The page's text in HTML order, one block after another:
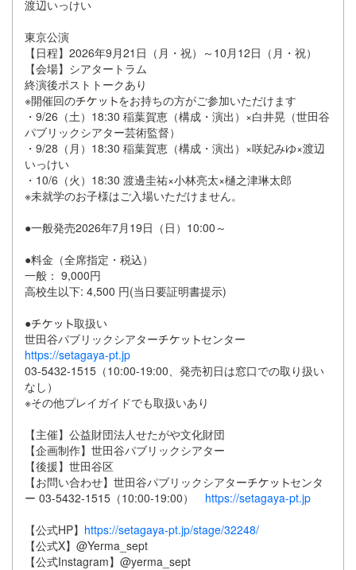
渡辺いっけい
東京公演
【日程】2026年9月21日（月・祝）～10月12日（月・祝）
【会場】シアタートラム
終演後ポストトークあり
※開催回の
をお持ちの方がご参加いただけます
・9/26（土）18:30 稲葉賀恵（構成・演出）×白井晃（世田谷
パブリックシアター芸術監督）
・9/28（月）18:30 稲葉賀恵（構成・演出）×咲妃みゆ×渡辺
いっけい
・10/6（火）18:30 渡邊圭祐×小林亮太×樋之津琳太郎
※未就学のお子様はご入場いただけません。
●一般発売2026年7月19日（日）10:00～
●料金（全席指定・税込）
一般： 9,000円
高校生以下: 4,500 円(当日要証明書提示)
●
取扱い
世田谷パブリックシアター
センター
https://setagaya-pt.jp
03-5432-1515（10:00-19:00、発売初日は窓口での取り扱い
なし）
※その他プレイガイドでも取扱いあり
【主催】公益財団法人せたがや文化財団
【企画制作】世田谷パブリックシアター
【後援】世田谷区
【お問い合わせ】世田谷パブリックシアター
センタ
ー 03-5432-1515（10:00-19:00） https://setagaya-pt.jp
【公式HP】 https://setagaya-pt.jp/stage/32248/
【公式X】@Yerma_sept
【公式Instagram】@yerma_sept